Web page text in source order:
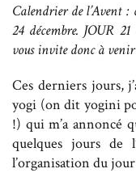
Calendrier de l’Avent
24 décembre. JOUR
vous invite donc à
Ces derniers jours,
yogi (on dit yogini
!) qui m’a annoncé
quelques jours de
l’organisation du jour